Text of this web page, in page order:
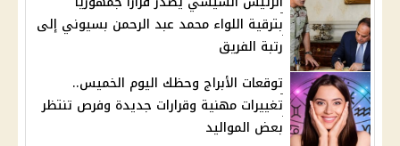
بترقية اللواء محمد عبد الرحمن بسيوني إلى
رتبة الفريق
توقعات الأبراج وحظك اليوم الخميس..
تغييرات مهنية وقرارات جديدة وفرص تنتظر
بعض المواليد